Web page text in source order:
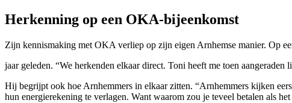
Herkenning op een OKA-bijeenkomst
Zijn kennismaking met OKA verliep op zijn eigen Arnhemse manier. Op
jaar geleden. “We herkenden elkaar direct. Toni heeft me toen
Hij begrijpt ook hoe Arnhemmers in elkaar zitten. “Arnhemmers kijken
hun energierekening te verlagen. Want waarom zou je teveel betalen als het